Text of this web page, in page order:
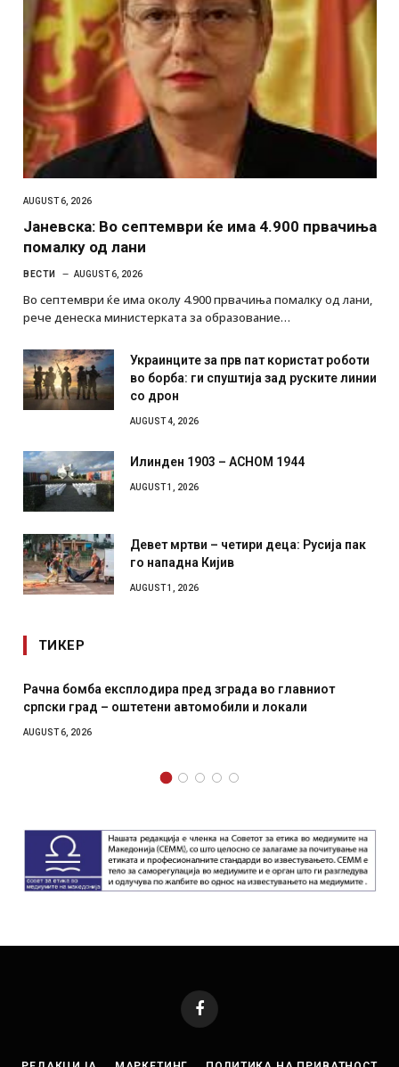
AUGUST 6, 2026
Јаневска: Во септември ќе има 4.900 првачиња
помалку од лани
ВЕСТИ AUGUST 6, 2026
Во септември ќе има околу 4.900 првачиња помалку од лани,
рече денеска министерката за образование…
Украинците за прв пат користат роботи
во борба: ги спуштија зад руските линии
со дрон
AUGUST 4, 2026
Илинден 1903 – АСНОМ 1944
AUGUST 1, 2026
Девет мртви – четири деца: Русија пак
го нападна Кијив
AUGUST 1, 2026
ТИКЕР
Рачна бомба експлодира пред зграда во главниот
српски град – оштетени автомобили и локали
AUGUST 6, 2026
Facebook